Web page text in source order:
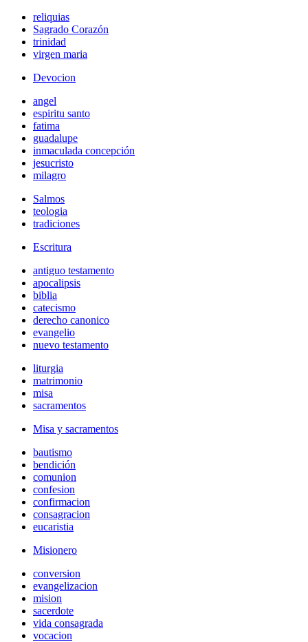
reliquias
Sagrado Corazón
trinidad
virgen maria
Devocion
angel
espiritu santo
fatima
guadalupe
inmaculada concepción
jesucristo
milagro
Salmos
teologia
tradiciones
Escritura
antiguo testamento
apocalipsis
biblia
catecismo
derecho canonico
evangelio
nuevo testamento
liturgia
matrimonio
misa
sacramentos
Misa y sacramentos
bautismo
bendición
comunion
confesion
confirmacion
consagracion
eucaristia
Misionero
conversion
evangelizacion
mision
sacerdote
vida consagrada
vocacion